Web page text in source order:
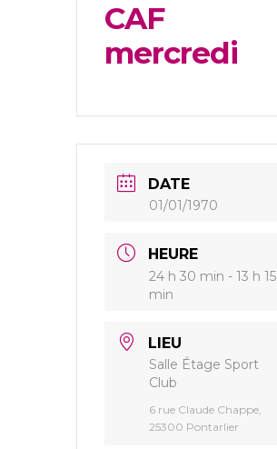
CAF
mercredi
DATE
01/01/1970
HEURE
24 h 30 min - 13 h 15
min
LIEU
Salle Étage Sport
Club
6 rue Claude Chappe,
25300 Pontarlier